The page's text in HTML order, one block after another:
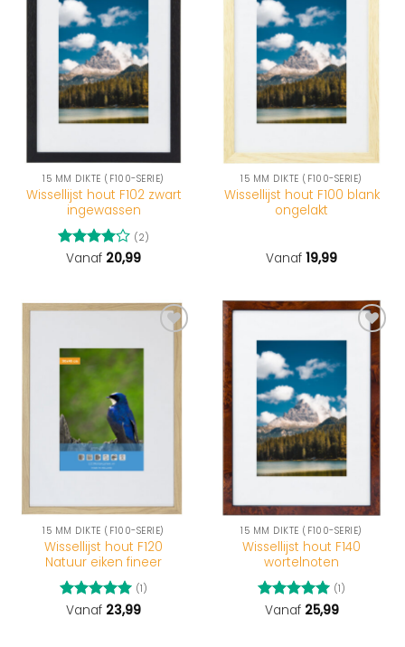
15 MM DIKTE (F100-SERIE)
Wissellijst hout F102 zwart
ingewassen
Gewaardeerd
(2)
Vanaf 20,99
15 MM DIKTE (F100-SERIE)
Wissellijst hout F100 blank
ongelakt
Vanaf 19,99
15 MM DIKTE (F100-SERIE)
Wissellijst hout F120
Natuur eiken fineer
Gewaardeerd
(1)
Vanaf 23,99
15 MM DIKTE (F100-SERIE)
Wissellijst hout F140
wortelnoten
Gewaardeerd
(1)
Vanaf 25,99